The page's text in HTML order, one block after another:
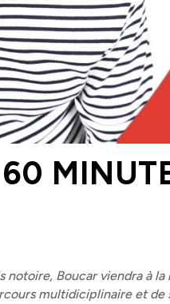
joindre
853-2332 poste 4685
Boucar viendra à la
multidiciplinaire et de